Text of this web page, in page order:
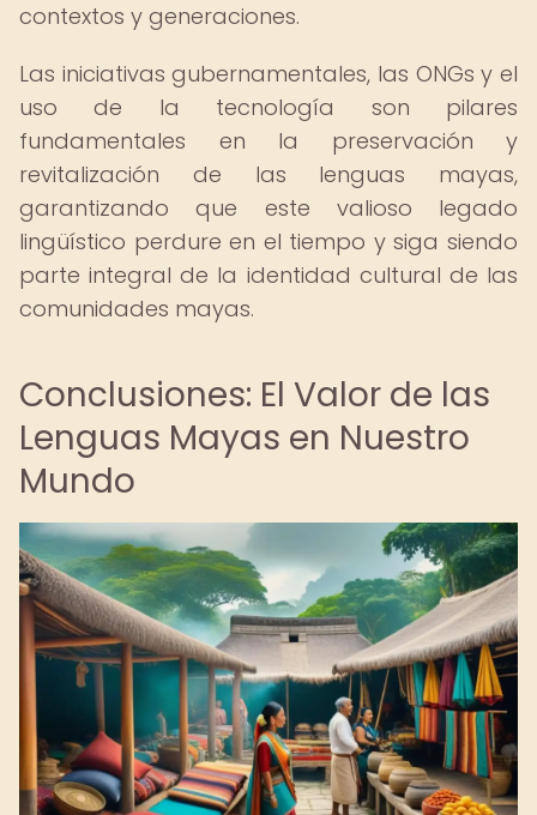
contextos y generaciones.
Las iniciativas gubernamentales, las ONGs y el
uso de la tecnología son pilares
fundamentales en la preservación y
revitalización de las lenguas mayas,
garantizando que este valioso legado
lingüístico perdure en el tiempo y siga siendo
parte integral de la identidad cultural de las
comunidades mayas.
Conclusiones: El Valor de las
Lenguas Mayas en Nuestro
Mundo